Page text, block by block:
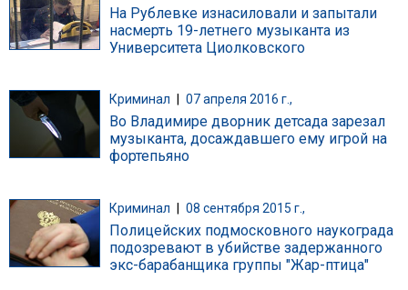
На Рублевке изнасиловали и запытали
насмерть 19-летнего музыканта из
Университета Циолковского
Криминал 07 апреля 2016 г.,
Во Владимире дворник детсада зарезал
музыканта, досаждавшего ему игрой на
фортепьяно
Криминал | 08 сентября 2015 г.,
Полицейских подмосковного наукограда
подозревают в убийстве задержанного
экс-барабанщика группы "Жар-птица"